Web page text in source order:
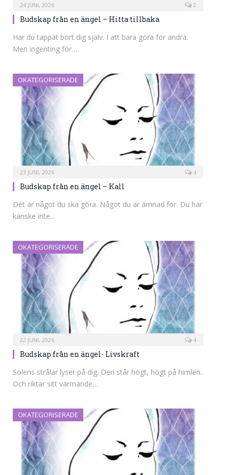
24 JUNI, 2026 2
Budskap från en ängel – Hitta tillbaka
Har du tappat bort dig själv. I att bara göra för andra.
Men ingenting för…
OKATEGORISERADE
23 JUNI, 2026 4
Budskap från en ängel – Kall
Det är något du ska göra. Något du är ämnad för. Du har
kanske inte…
OKATEGORISERADE
22 JUNI, 2026 4
Budskap från en ängel- Livskraft
Solens strålar lyser på dig. Den står högt, högt på himlen.
Och riktar sitt värmande…
OKATEGORISERADE